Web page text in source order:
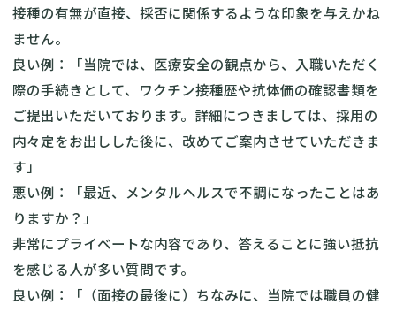
接種の有無が直接、採否に関係するような印象を与えかね
ません。
良い例：「当院では、医療安全の観点から、入職いただく
際の手続きとして、ワクチン接種歴や抗体価の確認書類を
ご提出いただいております。詳細につきましては、採用の
内々定をお出しした後に、改めてご案内させていただきま
す」
悪い例：「最近、メンタルヘルスで不調になったことはあ
りますか？」
非常にプライベートな内容であり、答えることに強い抵抗
を感じる人が多い質問です。
良い例：「（面接の最後に）ちなみに、当院では職員の健